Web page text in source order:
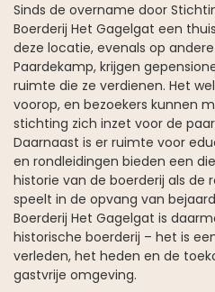
Sinds de overname door
Boerderij Het Gagelgat een
deze locatie, evenals op
Paardekamp, krijgen
ruimte die ze verdienen. Het
voorop, en bezoekers kunnen
stichting zich inzet voor de
Daarnaast is er ruimte voor
en rondleidingen bieden een
historie van de boerderij als de
speelt in de opvang van
Boerderij Het Gagelgat is
historische boerderij – het is
verleden, het heden en de
gastvrije omgeving.